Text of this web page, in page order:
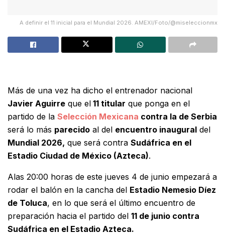
A definir el 11 inicial para el Mundial 2026. AMEXI/Foto/@miseleccionmx
Más de una vez ha dicho el entrenador nacional
Javier Aguirre que el 11 titular que ponga en el
partido de la Selección Mexicana contra la de Serbia
será lo más parecido al del encuentro inaugural del
Mundial 2026, que será contra Sudáfrica en el
Estadio Ciudad de México (Azteca).
Alas 20:00 horas de este jueves 4 de junio empezará a
rodar el balón en la cancha del Estadio Nemesio Díez
de Toluca, en lo que será el último encuentro de
preparación hacia el partido del 11 de junio contra
Sudáfrica en el Estadio Azteca.